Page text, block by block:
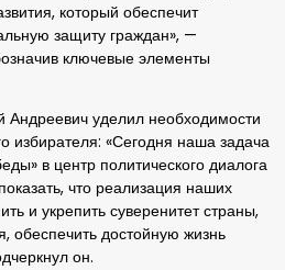
который обеспечит
защиту граждан», —
ключевые элементы
уделил необходимости
избирателя: «Сегодня наша задача
в центр политического диалога
что реализация наших
и укрепить суверенитет страны,
обеспечить достойную жизнь
он.